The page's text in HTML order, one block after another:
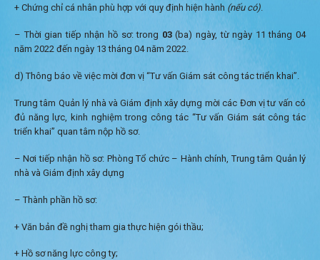
+ Chứng chỉ cá nhân phù hợp với quy định hiện hành (nếu có).
– Thời gian tiếp nhận hồ sơ: trong 03(ba) ngày, từ ngày 11 tháng 04
năm 2022 đến ngày 13 tháng 04 năm 2022.
d) Thông báo về việc mời đơn vị “Tư vấn Giám sát công tác triển khai”.
Trung tâm Quản lý nhà và Giám định xây dựng mời các Đơn vị tư vấn có
đủ năng lực, kinh nghiệm trong công tác “Tư vấn Giám sát công tác
triển khai” quan tâm nộp hồ sơ.
– Nơi tiếp nhận hồ sơ: Phòng Tổ chức – Hành chính, Trung tâm Quản lý
nhà và Giám định xây dựng
– Thành phần hồ sơ:
+ Văn bản đề nghị tham gia thực hiện gói thầu;
+ Hồ sơ năng lực công ty;